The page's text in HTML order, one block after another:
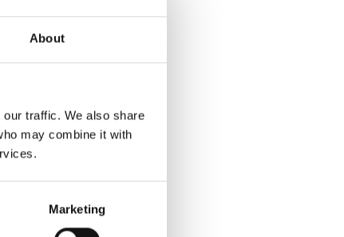
About
traffic. We also share
may combine it with
Marketing